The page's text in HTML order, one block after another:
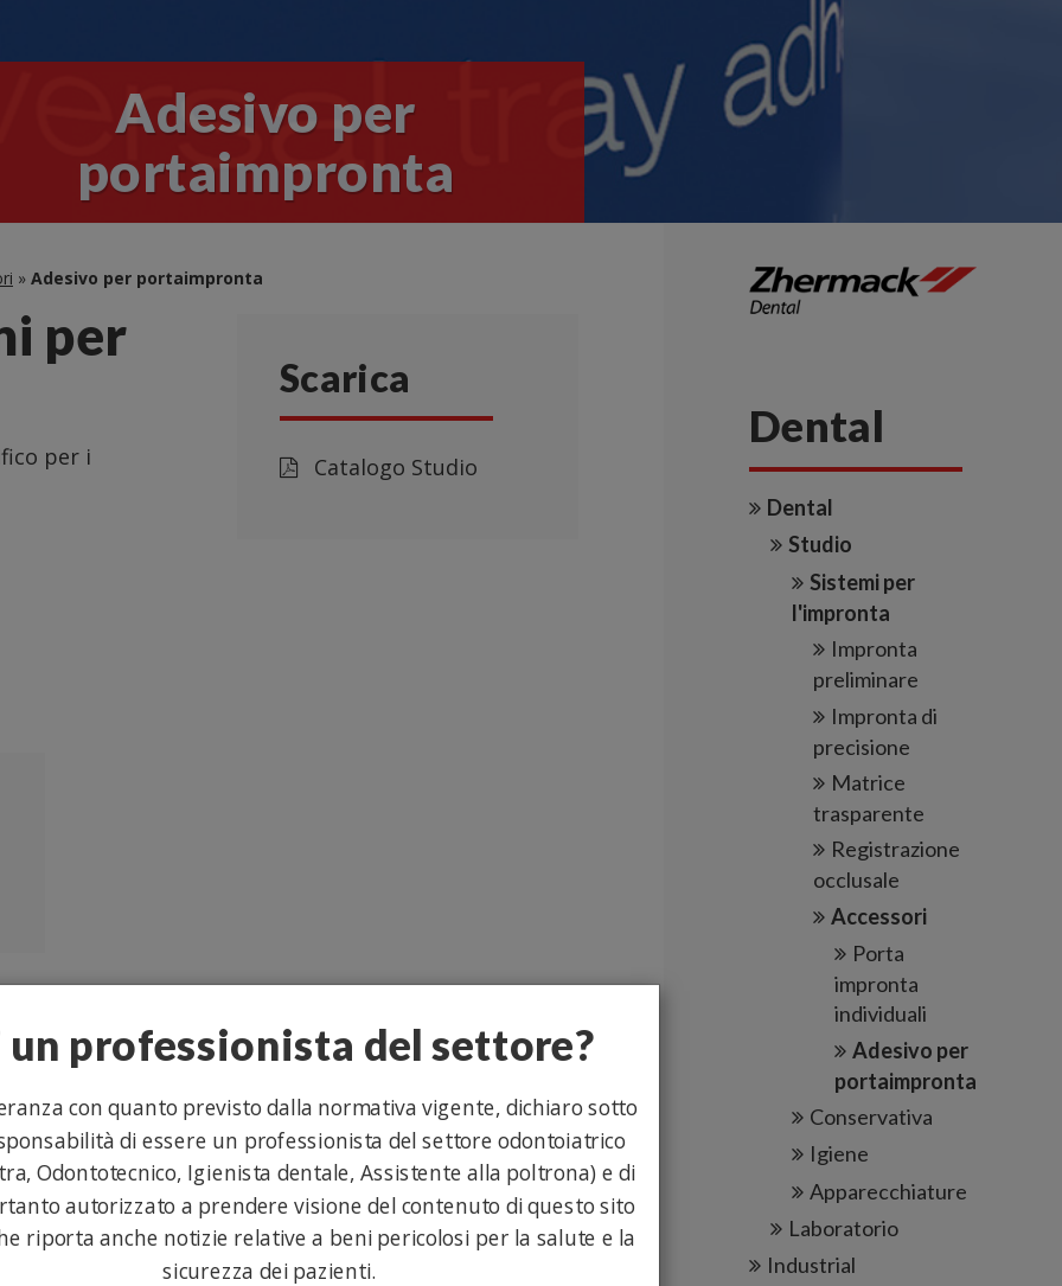
Adesivo per
portaimpronta
» Adesivo per portaimpronta
per
per i
Scarica
Catalogo Studio
Dental
Dental
Studio
Sistemi per
l'impronta
Impronta
preliminare
Impronta di
precisione
Matrice
trasparente
Registrazione
occlusale
Accessori
Porta
impronta
individuali
Adesivo per
portaimpronta
Conservativa
Igiene
Apparecchiature
Laboratorio
Industrial
un professionista del settore?
con quanto previsto dalla normativa vigente, dichiaro sotto
di essere un professionista del settore odontoiatrico
Odontotecnico, Igienista dentale, Assistente alla poltrona) e di
autorizzato a prendere visione del contenuto di questo sito
riporta anche notizie relative a beni pericolosi per la salute e la
sicurezza dei pazienti.